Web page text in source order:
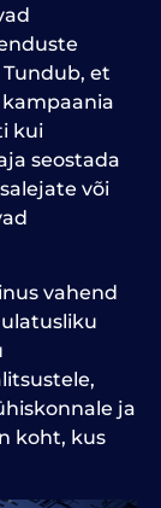
et
kui
seostada
või
vahend
ja
koht, kus